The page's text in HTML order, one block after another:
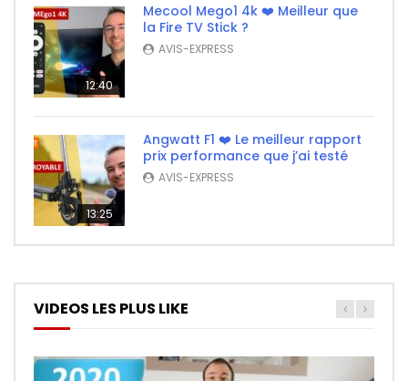
12:40
Mecool Mego1 4k ❤️ Meilleur que
la Fire TV Stick ?
AVIS-EXPRESS
13:25
Angwatt F1 ❤️ Le meilleur rapport
prix performance que j’ai testé
AVIS-EXPRESS
VIDEOS LES PLUS LIKE